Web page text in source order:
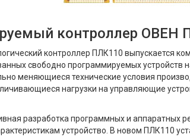
контроллер ОВЕН
контроллер ПЛК110 выпускается
свободно программируемых устройств
меняющиеся технические условия
нагрузки на управляющие
разработка программных и аппаратных
устройство. В новом ПЛК110